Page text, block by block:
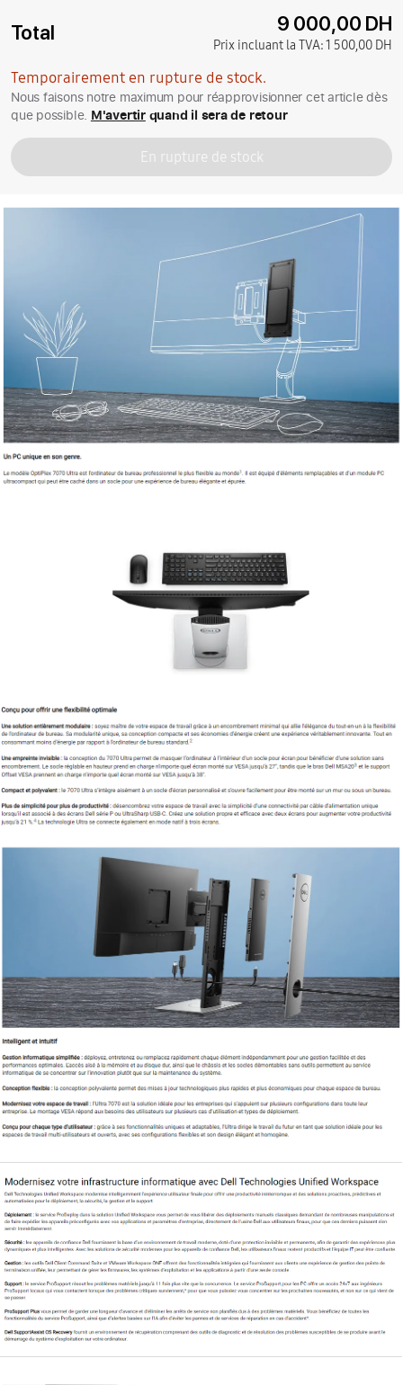
Total 9 000,00 DH
Prix incluant la TVA:1 500,00 DH
Temporairement en rupture de stock.
Nous faisons notre maximum pour réapprovisionner cet article dès
que possible. M'avertirquand il sera de retour
En rupture de stock